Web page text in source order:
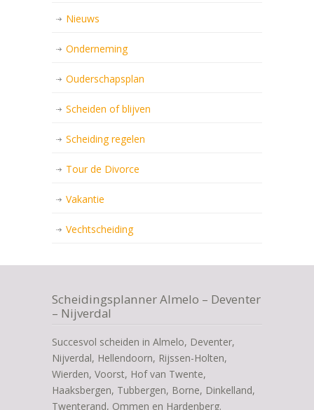
Nieuws
Onderneming
Ouderschapsplan
Scheiden of blijven
Scheiding regelen
Tour de Divorce
Vakantie
Vechtscheiding
Scheidingsplanner Almelo – Deventer
– Nijverdal
Succesvol scheiden in Almelo, Deventer,
Nijverdal, Hellendoorn, Rijssen-Holten,
Wierden, Voorst, Hof van Twente,
Haaksbergen, Tubbergen, Borne, Dinkelland,
Twenterand, Ommen en Hardenberg.